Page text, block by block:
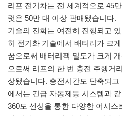
리프 전기차는 전 세계적으로 45
럿은 50만 대 이상 판매됐습니다.
기술의 진화는 여전히 진행되고
히 전기화 기술에서 배터리가 크
꿈으로써 배터리팩 밀도가 크게
으로써 리프의 한 번 충전 주행거
상됐습니다. 충전시간도 단축되
에서는 긴급 자동제동 시스템과
360도 센싱을 통한 다양한 어시스